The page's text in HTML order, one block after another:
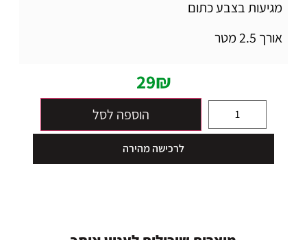
מגיעות בצבע כתום
אורך 2.5 מטר
29₪
הוספה לסל
לרכישה מהירה